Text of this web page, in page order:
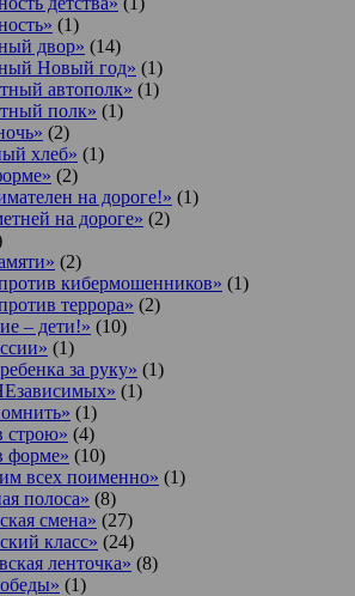
(1)
двор» (14)
Новый год» (1)
автополк» (1)
полк» (1)
(2)
хлеб» (1)
(2)
на дороге!» (1)
на дороге» (2)
(2)
кибермошенников» (1)
террора» (2)
– дети!» (10)
(1)
за руку» (1)
(1)
(1)
строю» (4)
форме» (10)
всех поименно» (1)
полоса» (8)
смена» (27)
класс» (24)
ленточка» (8)
(1)